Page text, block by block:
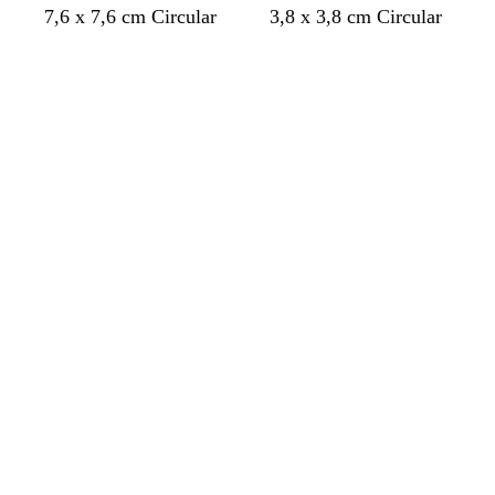
7,6 x 7,6 cm Circular
3,8 x 3,8 cm Circular